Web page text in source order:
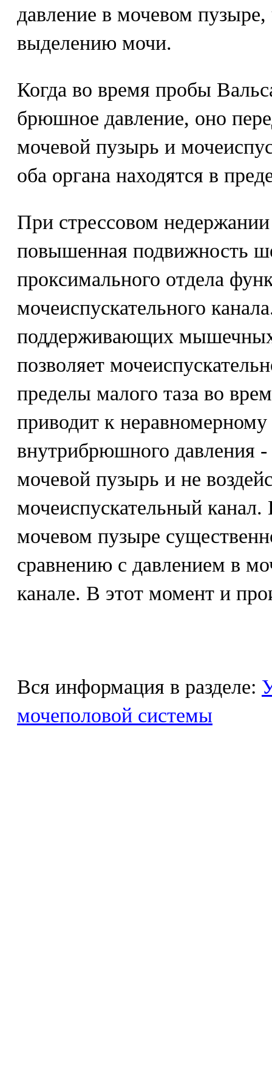
давление в мочевом пузыре,
выделению мочи.
Когда во время пробы
брюшное давление, оно
мочевой пузырь и
оба органа находятся в
При стрессовом
повышенная подвижность
проксимального отдела
мочеиспускательного
поддерживающих мышечных
позволяет
пределы малого таза во
приводит к
внутрибрюшного давления -
мочевой пузырь и не
мочеиспускательный канал.
мочевом пузыре
сравнению с давлением в
канале. В этот момент и
Вся информация в разделе:
мочеполовой системы